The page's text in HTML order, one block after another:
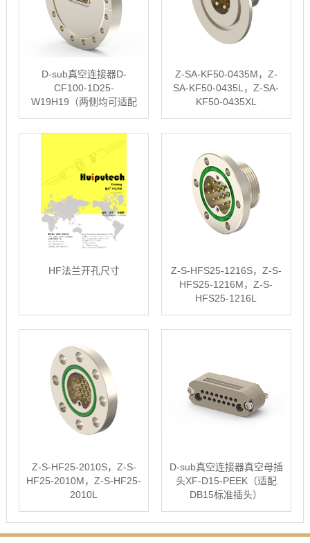
D-sub真空连接器D-
CF100-1D25-
W19H19（两侧均可适配
Z-SA-KF50-0435M，Z-
SA-KF50-0435L，Z-SA-
KF50-0435XL
HF法兰开孔尺寸
Z-S-HFS25-1216S，Z-S-
HFS25-1216M，Z-S-
HFS25-1216L
Z-S-HF25-2010S，Z-S-
HF25-2010M，Z-S-HF25-
2010L
D-sub真空连接器真空母插
头XF-D15-PEEK（适配
DB15标准插头）